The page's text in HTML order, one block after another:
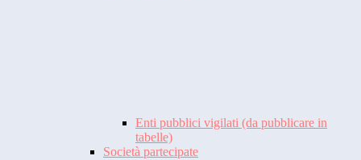
Enti pubblici vigilati (da pubblicare in
tabelle)
Società partecipate